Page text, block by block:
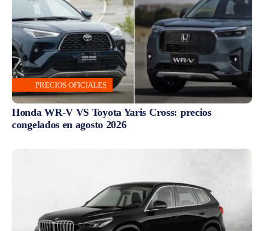
PRECIOS OFICIALES
Honda WR-V VS Toyota Yaris Cross: precios
congelados en agosto 2026